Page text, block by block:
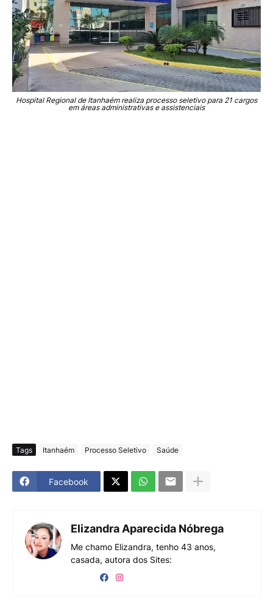
Hospital Regional de Itanhaém realiza processo seletivo para 21 cargos
em áreas administrativas e assistenciais
Tags Itanhaém Processo Seletivo Saúde
Facebook
Elizandra Aparecida Nóbrega
Me chamo Elizandra, tenho 43 anos,
casada, autora dos Sites: